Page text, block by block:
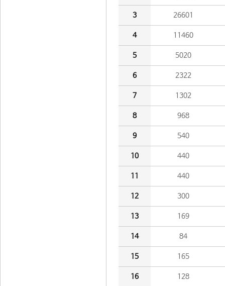
3 26601
4 11460
5 5020
6 2322
7 1302
8 968
9 540
10 440
11 440
12 300
13 169
14 84
15 165
16 128